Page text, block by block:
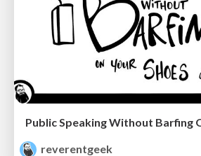
reverentgeek